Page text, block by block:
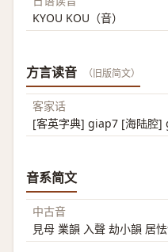
KYOU KOU（音）
方言读音 （旧版简文）
客家话
[客英字典] giap7 [海陆腔
音系简文
中古音
見母 業韻 入聲 劫小韻 居怯